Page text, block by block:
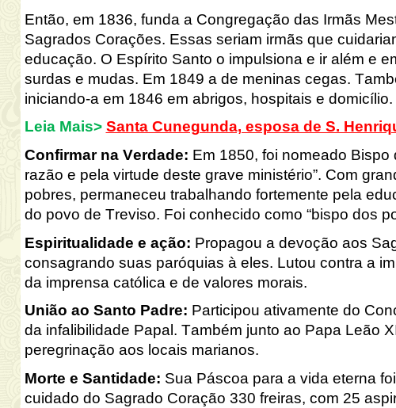
Então, em 1836, funda a Congregação das Irmãs
Sagrados Corações. Essas seriam irmãs que
educação. O Espírito Santo o impulsiona e ir além e
surdas e mudas. Em 1849 a de meninas cegas.
iniciando-a em 1846 em abrigos, hospitais e domicílio.
Leia Mais> Santa Cunegunda, esposa de S.
Confirmar na Verdade: Em 1850, foi nomeado Bispo
razão e pela virtude deste grave ministério”. Com
pobres, permaneceu trabalhando fortemente pela
do povo de Treviso. Foi conhecido como “bispo dos
Espiritualidade e ação: Propagou a devoção aos
consagrando suas paróquias à eles. Lutou contra a
da imprensa católica e de valores morais.
União ao Santo Padre: Participou ativamente do
da infalibilidade Papal. Também junto ao Papa Leão
peregrinação aos locais marianos.
Morte e Santidade: Sua Páscoa para a vida eterna
cuidado do Sagrado Coração 330 freiras, com 25